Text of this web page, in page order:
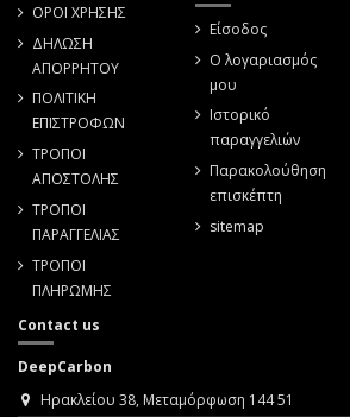
ΟΡΟΙ ΧΡΗΣΗΣ
ΔΗΛΩΣΗ
ΑΠΟΡΡΗΤΟΥ
ΠΟΛΙΤΙΚΗ
ΕΠΙΣΤΡΟΦΩΝ
ΤΡΟΠΟΙ
ΑΠΟΣΤΟΛΗΣ
ΤΡΟΠΟΙ
ΠΑΡΑΓΓΕΛΙΑΣ
ΤΡΟΠΟΙ
ΠΛΗΡΩΜΗΣ
Είσοδος
Ο λογαριασμός
μου
Ιστορικό
παραγγελιών
Παρακολούθηση
επισκέπτη
sitemap
Contact us
DeepCarbon
Ηρακλείου 38, Μεταμόρφωση 144 51